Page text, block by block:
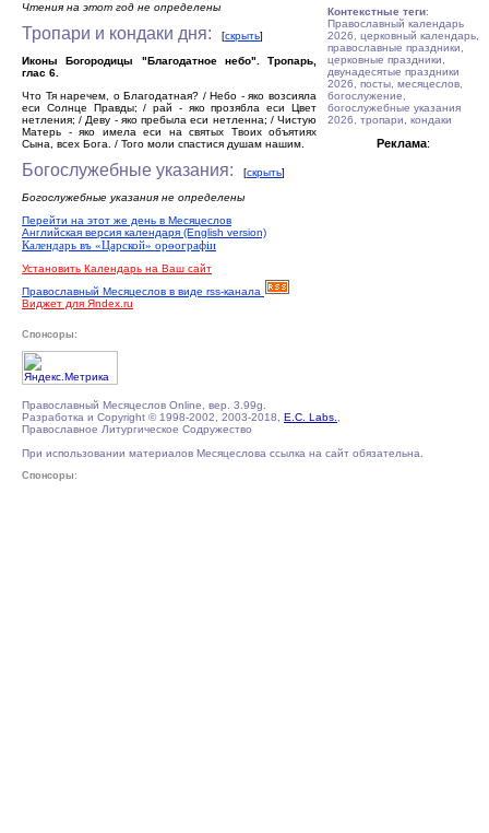
Чтения на этот год не определены
Тропари и кондаки дня: [скрыть]
Иконы Богородицы "Благодатное небо". Тропарь,
глас 6.
Что Тя наречем, о Благодатная? / Небо - яко возсияла
еси Солнце Правды; / рай - яко прозябла еси Цвет
нетления; / Деву - яко пребыла еси нетленна; / Чистую
Матерь - яко имела еси на святых Твоих объятиях
Сына, всех Бога. / Того моли спастися душам нашим.
Богослужебные указания: [скрыть]
Богослужебные указания не определены
Перейти на этот же день в Месяцеслов
Английская версия календаря (English version)
Календарь въ «Царской» орѳографiи
Установить Календарь на Ваш сайт
Православный Месяцеслов в виде rss-канала
Виджет для Яndex.ru
Контекстные теги:
Православный календарь
2026, церковный календарь,
православные праздники,
церковные праздники,
двунадесятые праздники
2026, посты, месяцеслов,
богослужение,
богослужебные указания
2026, тропари, кондаки
Реклама:
Спонсоры:
Православный Месяцеслов Online, вер. 3.99g.
Разработка и Copyright © 1998-2002, 2003-2018, E.C. Labs.
Православное Литургическое Содружество
При использовании материалов Месяцеслова ссылка на сайт обязательна.
Спонсоры: